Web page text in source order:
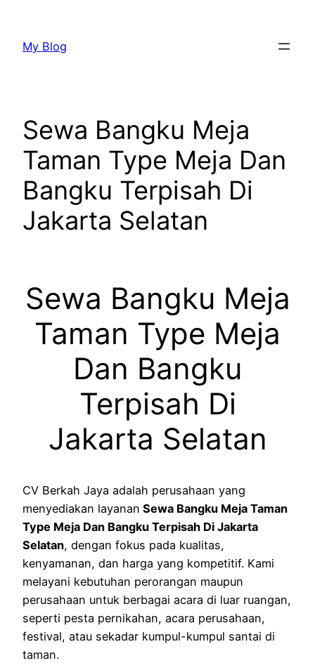
konten
My Blog
Sewa Bangku Meja
Taman Type Meja Dan
Bangku Terpisah Di
Jakarta Selatan
Sewa Bangku Meja
Taman Type Meja
Dan Bangku
Terpisah Di
Jakarta Selatan
CV Berkah Jaya adalah perusahaan yang
menyediakan layanan Sewa Bangku Meja Taman
Type Meja Dan Bangku Terpisah Di Jakarta
Selatan, dengan fokus pada kualitas,
kenyamanan, dan harga yang kompetitif. Kami
melayani kebutuhan perorangan maupun
perusahaan untuk berbagai acara di luar ruangan,
seperti pesta pernikahan, acara perusahaan,
festival, atau sekadar kumpul-kumpul santai di
taman.